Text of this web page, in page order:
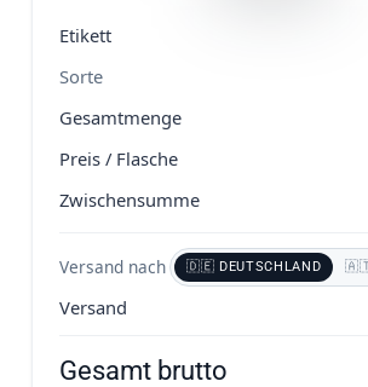
Etikett
Sorte
Gesamtmenge
Preis / Flasche
Zwischensumme
Versand nach 🇩🇪 DEUTSCHLAND 🇦🇹
Versand
Gesamt brutto